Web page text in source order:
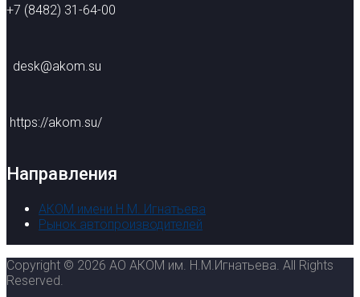
+7 (8482) 31-64-00
desk@akom.su
https://akom.su/
Направления
АКОМ имени Н.М. Игнатьева
Рынок автопроизводителей
Copyright © 2026 АО АКОМ им. Н.М.Игнатьева. All Rights
Reserved.